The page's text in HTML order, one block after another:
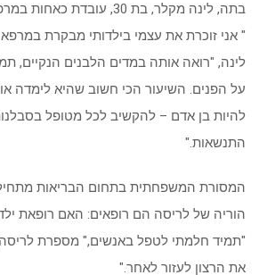
בתה, לינה מקלר, בת 30,
" אני זוכרת את עצמי בילדותי מבקרת
לינה, "רואה אותה במדים הלבנים הנקיים,
על הפנים. השיעור הכי חשוב שהיא לימדה
להיות בן אדם – להקשיב לכל מטופל
התנשאות."
המסורת המשפחתית בתחום הבריאות
הוריה של לריסה הם רופאים: האם רופאת
"תמיד חלמתי לטפל באנשים," מספרת
את הרצון לעזור לאחר."